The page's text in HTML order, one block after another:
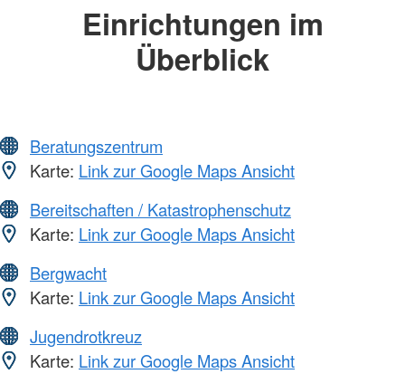
Einrichtungen im
Überblick
Beratungszentrum
Karte: Link zur Google Maps Ansicht
Bereitschaften / Katastrophenschutz
Karte: Link zur Google Maps Ansicht
Bergwacht
Karte: Link zur Google Maps Ansicht
Jugendrotkreuz
Karte: Link zur Google Maps Ansicht